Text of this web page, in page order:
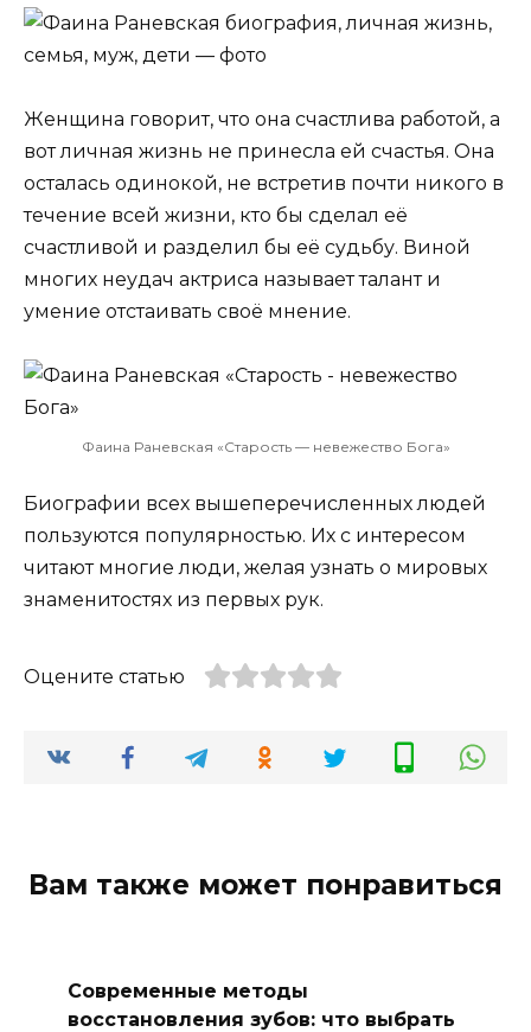
Женщина говорит, что она счастлива работой, а
вот личная жизнь не принесла ей счастья. Она
осталась одинокой, не встретив почти никого в
течение всей жизни, кто бы сделал её
счастливой и разделил бы её судьбу. Виной
многих неудач актриса называет талант и
умение отстаивать своё мнение.
Фаина Раневская «Старость — невежество Бога»
Биографии всех вышеперечисленных людей
пользуются популярностью. Их с интересом
читают многие люди, желая узнать о мировых
знаменитостях из первых рук.
Оцените статью
Вам также может понравиться
Современные методы
восстановления зубов: что выбрать